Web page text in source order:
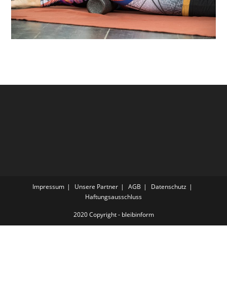
Impressum Unsere Partner AGB
Datenschutz
Haftungsausschluss
2020 Copyright - bleibinform